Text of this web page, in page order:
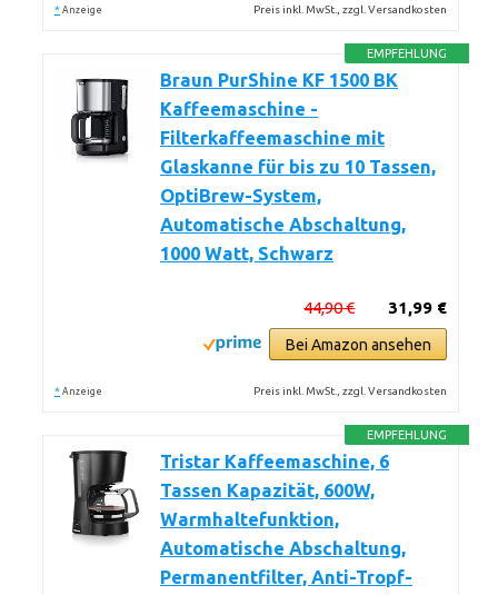
* Anzeige Preis inkl. MwSt., zzgl. Versandkosten
EMPFEHLUNG
Braun PurShine KF 1500 BK
Kaffeemaschine -
Filterkaffeemaschine mit
Glaskanne für bis zu 10 Tassen,
OptiBrew-System,
Automatische Abschaltung,
1000 Watt, Schwarz
31,99 €
44,90 €
Bei Amazon ansehen
* Anzeige Preis inkl. MwSt., zzgl. Versandkosten
EMPFEHLUNG
Tristar Kaffeemaschine, 6
Tassen Kapazität, 600W,
Warmhaltefunktion,
Automatische Abschaltung,
Permanentfilter, Anti-Tropf-